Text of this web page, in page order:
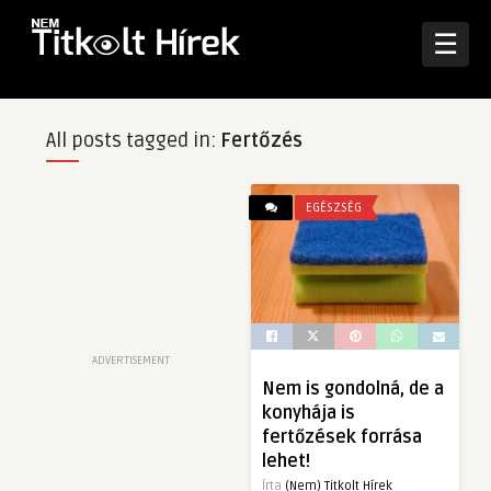
☰
All posts tagged in: Fertőzés
ADVERTISEMENT
EGÉSZSÉG
Nem is gondolná, de a
konyhája is
fertőzések forrása
lehet!
Írta (Nem) Titkolt Hírek